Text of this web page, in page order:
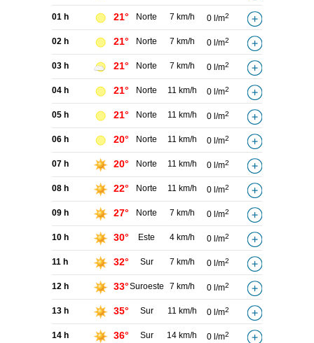
01 h 21° Norte 7 km/h 0 l/m2
02 h 21° Norte 7 km/h 0 l/m2
03 h 21° Norte 7 km/h 0 l/m2
04 h 21° Norte 11 km/h 0 l/m2
05 h 21° Norte 11 km/h 0 l/m2
06 h 20° Norte 11 km/h 0 l/m2
07 h 20° Norte 11 km/h 0 l/m2
08 h 22° Norte 11 km/h 0 l/m2
09 h 27° Norte 7 km/h 0 l/m2
10 h 30° Este 4 km/h 0 l/m2
11 h 32° Sur 7 km/h 0 l/m2
12 h 33°Suroeste 7 km/h 0 l/m2
13 h 35° Sur 11 km/h 0 l/m2
14 h 36° Sur 14 km/h 0 l/m2